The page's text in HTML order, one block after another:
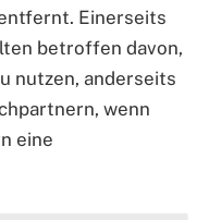
Einerseits
betroffen davon,
nutzen, anderseits
wenn
eine